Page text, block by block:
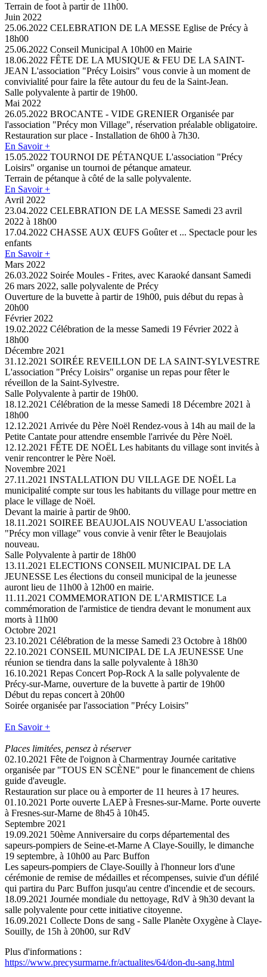
Terrain de foot à partir de 11h00.
Juin 2022
25.06.2022 CELEBRATION DE LA MESSE Eglise de Précy à
18h00
25.06.2022 Conseil MunicipalA 10h00 en Mairie
18.06.2022 FÊTE DE LA MUSIQUE & FEU DE LA SAINT-
JEAN L'association "Précy Loisirs" vous convie à un moment de
convivialité pour faire la fête autour du feu de la Saint-Jean.
Salle polyvalente à partir de 19h00.
Mai 2022
26.05.2022 BROCANTE - VIDE GRENIER Organisée par
l'association "Précy mon Village", réservation préalable obligatoire.
Restauration sur place - Installation de 6h00 à 7h30.
En Savoir +
15.05.2022 TOURNOI DE PÉTANQUE L'association "Précy
Loisirs" organise un tournoi de pétanque amateur.
Terrain de pétanque à côté de la salle polyvalente.
En Savoir +
Avril 2022
23.04.2022 CELEBRATION DE LA MESSE Samedi 23 avril
2022 à 18h00
17.04.2022 CHASSE AUX ŒUFS Goûter et ... Spectacle pour les
enfants
En Savoir +
Mars 2022
26.03.2022 Soirée Moules - Frites, avec Karaoké dansant Samedi
26 mars 2022, salle polyvalente de Précy
Ouverture de la buvette à partir de 19h00, puis début du repas à
20h00
Février 2022
19.02.2022 Célébration de la messe Samedi 19 Février 2022 à
18h00
Décembre 2021
31.12.2021 SOIRÉE REVEILLON DE LA SAINT-SYLVESTRE
L'association "Précy Loisirs" organise un repas pour fêter le
réveillon de la Saint-Sylvestre.
Salle Polyvalente à partir de 19h00.
18.12.2021 Célébration de la messe Samedi 18 Décembre 2021 à
18h00
12.12.2021 Arrivée du Père Noël Rendez-vous à 14h au mail de la
Petite Cantate pour attendre ensemble l'arrivée du Père Noël.
12.12.2021 FÊTE DE NOËL Les habitants du village sont invités à
venir rencontrer le Père Noël.
Novembre 2021
27.11.2021 INSTALLATION DU VILLAGE DE NOËL La
municipalité compte sur tous les habitants du village pour mettre en
place le village de Noël.
Devant la mairie à partir de 9h00.
18.11.2021 SOIREE BEAUJOLAIS NOUVEAU L'association
"Précy mon village" vous convie à venir fêter le Beaujolais
nouveau.
Salle Polyvalente à partir de 18h00
13.11.2021 ELECTIONS CONSEIL MUNICIPAL DE LA
JEUNESSE Les élections du conseil municipal de la jeunesse
auront lieu de 11h00 à 12h00 en mairie.
11.11.2021 COMMEMORATION DE L'ARMISTICE La
commémoration de l'armistice de tiendra devant le monument aux
morts à 11h00
Octobre 2021
23.10.2021 Célébration de la messe Samedi 23 Octobre à 18h00
22.10.2021 CONSEIL MUNICIPAL DE LA JEUNESSE Une
réunion se tiendra dans la salle polyvalente à 18h30
16.10.2021 Repas Concert Pop-RockA la salle polyvalente de
Précy-sur-Marne, ouverture de la buvette à partir de 19h00
Début du repas concert à 20h00
Soirée organisée par l'association "Précy Loisirs"
En Savoir +
Places limitées, pensez à réserver
02.10.2021 Fête de l'oignon à Charmentray Journée caritative
organisée par "TOUS EN SCÈNE" pour le financement de chiens
guide d'aveugle.
Restauration sur place ou à emporter de 11 heures à 17 heures.
01.10.2021 Porte ouverte LAEP à Fresnes-sur-Marne. Porte ouverte
à Fresnes-sur-Marne de 8h45 à 10h45.
Septembre 2021
19.09.2021 50ème Anniversaire du corps départemental des
sapeurs-pompiers de Seine-et-MarneA Claye-Souilly, le dimanche
19 septembre, à 10h00 au Parc Buffon
Les sapeurs-pompiers de Claye-Souilly à l'honneur lors d'une
cérémonie de remise de médailles et récompenses, suivie d'un défilé
qui partira du Parc Buffon jusqu'au centre d'incendie et de secours.
18.09.2021 Journée mondiale du nettoyage, RdV à 9h30 devant la
salle polyvalente pour cette initiative citoyenne.
16.09.2021 Collecte Dons de sang - Salle Planète Oxygène à Claye-
Souilly, de 15h à 20h00, sur RdV
Plus d'informations :
https://www.precysurmarne.fr/actualites/64/don-du-sang.html